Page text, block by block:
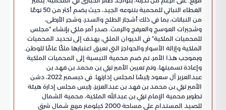
الغطاء النباتي للمحمية بتنوعه الجيد، حيث يضم أكثر من 50 نوعًا
من النباتات، بما في ذلك أشجار الطلح والسدر، وشجر الأرطى،
وشجيرات العوسج والعرفج والرمث. صدر أمر ملكي بإنشاء "مجلس
للمحميات الملكية" في الديوان الملكي، يهدف إلى تحديد المحميات
الملكية وإزالة الأسوار والحواجز التي تعيق اعتبارها ملكًا عامًا للوطن.
وبموجب هذا الأمر، تم ضم محمية التيسية إلى المحميات الملكية
وإعادة تسميتها، وتم تعيين الأمير تركي بن محمد بن فهد بن
عبدالعزيز آل سعود رئيسًا لمجلس إدارتها. في ديسمبر 2022، دشن
الأمير تركي بن محمد بن فهد بن عبدالعزيز، رئيس مجلس إدارة هيئة
تطوير محمية الإمام تركي بن عبدالله الملكية، محمية الشمال
للصيد المستدام على مساحة 2000 كيلومتر مربع شمال شرق